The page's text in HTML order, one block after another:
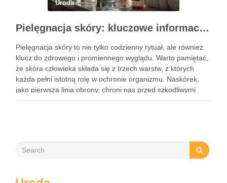
Uroda
Pielęgnacja skóry: kluczowe informacje i skuteczne metody
Pielęgnacja skóry to nie tylko codzienny rytuał, ale również
klucz do zdrowego i promiennego wyglądu. Warto pamiętać,
że skóra człowieka składa się z trzech warstw, z których
każda pełni istotną rolę w ochronie organizmu. Naskórek,
jako pierwsza linia obrony, chroni nas przed szkodliwymi
czynnikami zewnętrznymi, a nawilżająca skóra właściwa,